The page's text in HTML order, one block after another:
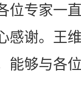
位专家一
感谢。王
能够与各